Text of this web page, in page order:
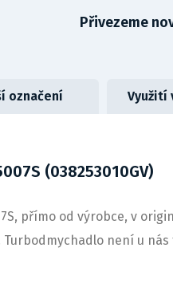
Přivezeme
označení Využití
(038253010GV)
přímo od výrobce, v
není u